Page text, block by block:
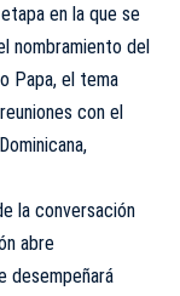
en la que se
nombramiento del
Papa, el tema
con el
la conversación
abre
desempeñará